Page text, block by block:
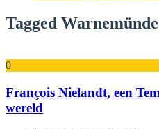
Tagged Warnemünde
0
François Nielandt, een
wereld